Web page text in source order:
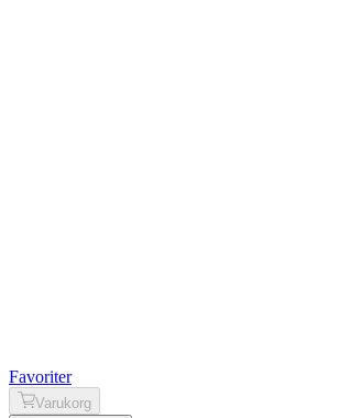
Favoriter
Varukorg